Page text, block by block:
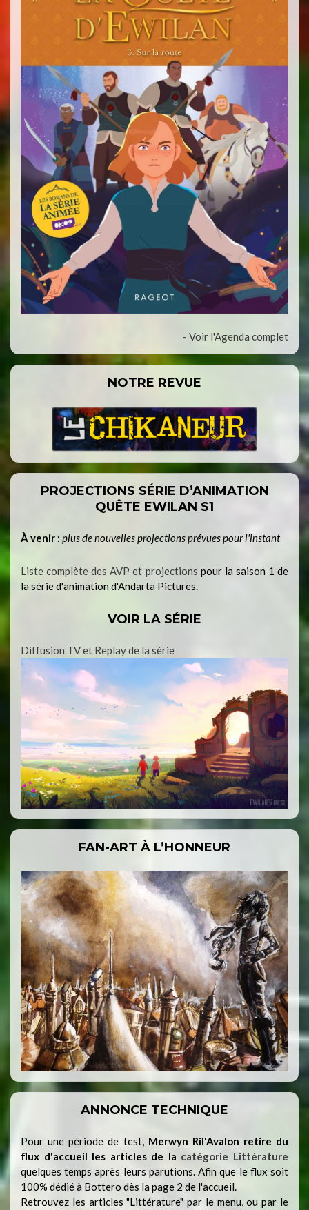
- Voir l'Agenda complet
NOTRE REVUE
PROJECTIONS SÉRIE D’ANIMATION
QUÊTE EWILAN S1
À venir : plus de nouvelles projections prévues pour l'instant
Liste complète des AVP et projections pour la saison 1 de
la série d'animation d'Andarta Pictures.
VOIR LA SÉRIE
Diffusion TV et Replay de la série
FAN-ART À L’HONNEUR
ANNONCE TECHNIQUE
Pour une période de test, Merwyn Ril'Avalon retire du
flux d'accueil les articles de la catégorie Littérature
quelques temps après leurs parutions. Afin que le flux soit
100% dédié à Bottero dès la page 2 de l'accueil.
Retrouvez les articles "Littérature" par le menu, ou par le